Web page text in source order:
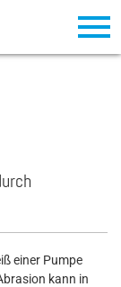
einer Pumpe
kann in